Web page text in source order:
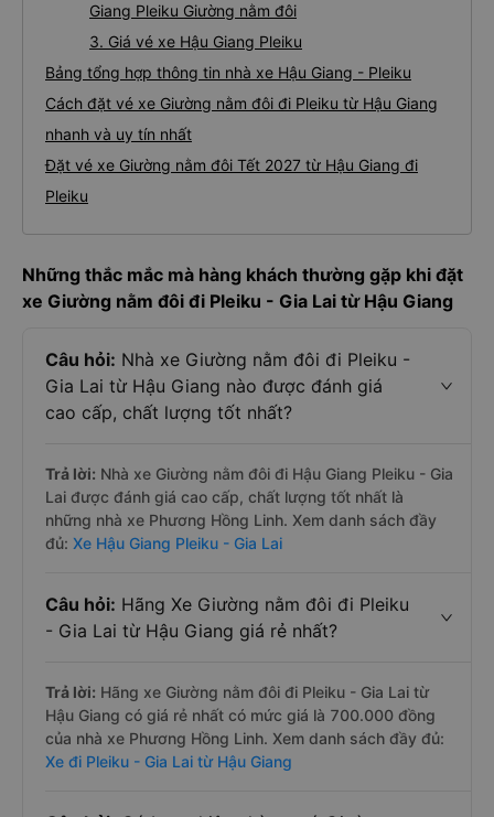
Giang Pleiku Giường nằm đôi
3. Giá vé xe Hậu Giang Pleiku
Bảng tổng hợp thông tin nhà xe Hậu Giang - Pleiku
Cách đặt vé xe Giường nằm đôi đi Pleiku từ Hậu Giang
nhanh và uy tín nhất
Đặt vé xe Giường nằm đôi Tết 2027 từ Hậu Giang đi
Pleiku
Những thắc mắc mà hàng khách thường gặp khi đặt
xe Giường nằm đôi đi Pleiku - Gia Lai từ Hậu Giang
Câu hỏi: Nhà xe Giường nằm đôi đi Pleiku -
Gia Lai từ Hậu Giang nào được đánh giá
cao cấp, chất lượng tốt nhất?
Trả lời: Nhà xe Giường nằm đôi đi Hậu Giang Pleiku - Gia
Lai được đánh giá cao cấp, chất lượng tốt nhất là
những nhà xe Phương Hồng Linh. Xem danh sách đầy
đủ: Xe Hậu Giang Pleiku - Gia Lai
Câu hỏi: Hãng Xe Giường nằm đôi đi Pleiku
- Gia Lai từ Hậu Giang giá rẻ nhất?
Trả lời: Hãng xe Giường nằm đôi đi Pleiku - Gia Lai từ
Hậu Giang có giá rẻ nhất có mức giá là 700.000 đồng
của nhà xe Phương Hồng Linh. Xem danh sách đầy đủ:
Xe đi Pleiku - Gia Lai từ Hậu Giang